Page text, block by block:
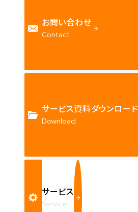
お問い合わせ
Contact
サービス資料ダウンロード
Download
サービス
Service